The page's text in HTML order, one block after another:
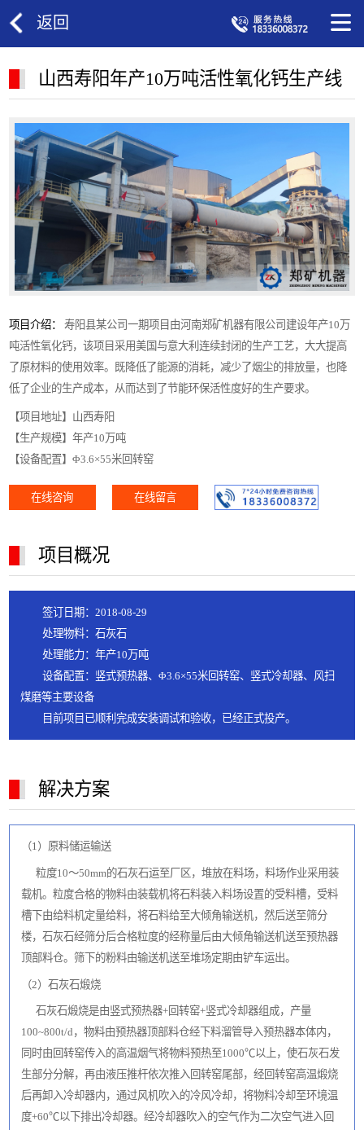
返回
山西寿阳年产10万吨活性氧化钙生产线
项目介绍：
寿阳县某公司一期项目由河南郑矿机器有限公司建设年产10万
吨活性氧化钙，该项目采用美国与意大利连续封闭的生产工艺，大大提高
了原材料的使用效率。既降低了能源的消耗，减少了烟尘的排放量，也降
低了企业的生产成本，从而达到了节能环保活性度好的生产要求。
【项目地址】山西寿阳
【生产规模】年产10万吨
【设备配置】Φ3.6×55米回转窑
在线咨询 在线留言
项目概况
签订日期：2018-08-29
处理物料：石灰石
处理能力：年产10万吨
设备配置：竖式预热器、Φ3.6×55米回转窑、竖式冷却器、风扫
煤磨等主要设备
目前项目已顺利完成安装调试和验收，已经正式投产。
解决方案
（1）原料储运输送
粒度10～50mm的石灰石运至厂区，堆放在料场，料场作业采用装
载机。粒度合格的物料由装载机将石料装入料场设置的受料槽，受料
槽下由给料机定量给料，将石料给至大倾角输送机，然后送至筛分
楼，石灰石经筛分后合格粒度的经称量后由大倾角输送机送至预热器
顶部料仓。筛下的粉料由输送机送至堆场定期由铲车运出。
（2）石灰石煅烧
石灰石煅烧是由竖式预热器+回转窑+竖式冷却器组成，产量
100~800t/d，物料由预热器顶部料仓经下料溜管导入预热器本体内，
同时由回转窑传入的高温烟气将物料预热至1000℃以上，使石灰石发
生部分分解，再由液压推杆依次推入回转窑尾部，经回转窑高温煅烧
后再卸入冷却器内，通过风机吹入的冷风冷却，将物料冷却至环境温
度+60℃以下排出冷却器。经冷却器吹入的空气作为二次空气进入回